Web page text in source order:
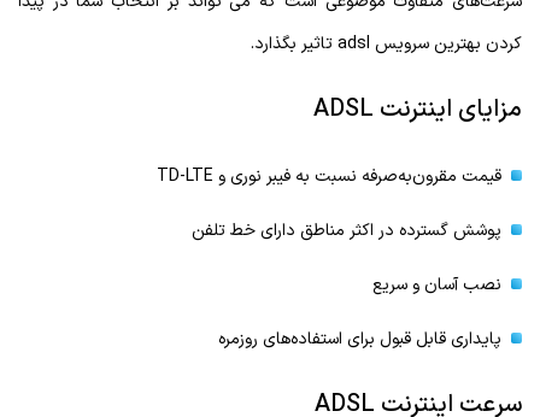
کردن بهترین سرویس adsl تاثیر بگذارد.
مزایای اینترنت ADSL
قیمت مقرون‌به‌صرفه نسبت به فیبر نوری و TD-LTE
پوشش گسترده در اکثر مناطق دارای خط تلفن
نصب آسان و سریع
پایداری قابل قبول برای استفاده‌های روزمره
سرعت اینترنت ADSL